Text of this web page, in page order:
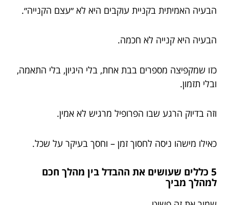
הבעיה האמיתית בקניית עוקבים היא לא ״עצם הקנייה״.
הבעיה היא קנייה לא חכמה.
כזו שמקפיצה מספרים בבת אחת, בלי היגיון, בלי התאמה,
ובלי תזמון.
וזה בדיוק הרגע שבו הפרופיל מרגיש לא אמין.
כאילו מישהו ניסה לחסוך זמן – וחסך בעיקר על שכל.
5 כללים שעושים את ההבדל בין מהלך חכם
למהלך מביך